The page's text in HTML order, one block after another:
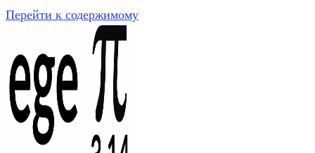
Перейти к содержимому